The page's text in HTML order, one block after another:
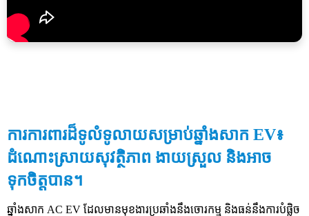
ការការពារដ៏ទូលំទូលាយសម្រាប់ឆ្នាំងសាក EV៖
ដំណោះស្រាយសុវត្ថិភាព ងាយស្រួល និងអាច
ទុកចិត្តបាន។
ឆ្នាំងសាក AC EV ដែលមានមុខងារប្រឆាំងនឹងចោរកម្ម និងធន់នឹងការបំផ្លិច